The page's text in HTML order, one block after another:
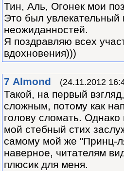
Тин, Аль, Огонек мои
Это был увлекательный
неожиданностей.
Я поздравляю всех
вдохновения)))
7 Almond (24.11.2012
Такой, на первый
сложным, потому как
голову сломать.
мой стебный стих
самому мой же "Принц-
наверное, читателям
плюсик для меня.